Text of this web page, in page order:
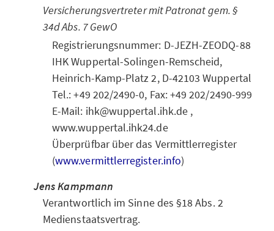
Versicherungsvertreter mit Patronat gem. §
34d Abs. 7 GewO
Registrierungsnummer: D-JEZH-ZEODQ-88
IHK Wuppertal-Solingen-Remscheid,
Heinrich-Kamp-Platz 2, D-42103 Wuppertal
Tel.: +49 202/2490-0, Fax: +49 202/2490-999
E-Mail: ihk@wuppertal.ihk.de ,
www.wuppertal.ihk24.de
Überprüfbar über das Vermittlerregister
(www.vermittlerregister.info)
Jens Kampmann
Verantwortlich im Sinne des §18 Abs. 2
Medienstaatsvertrag.